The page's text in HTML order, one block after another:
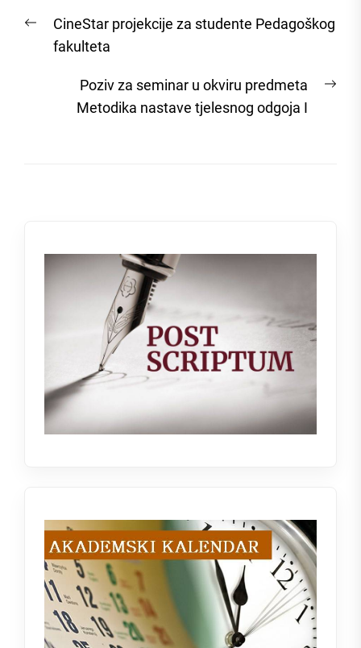
navigation
Previous
post:
CineStar projekcije za studente Pedagoškog
fakulteta
Poziv za seminar u okviru predmeta
Metodika nastave tjelesnog odgoja I